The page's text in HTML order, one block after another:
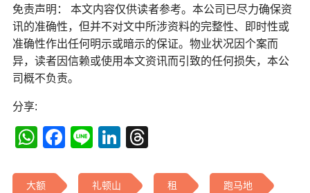
免责声明： 本文内容仅供读者参考。本公司已尽力确保资
讯的准确性，但并不对文中所涉资料的完整性、即时性或
准确性作出任何明示或暗示的保证。物业状况因个案而
异，读者因信赖或使用本文资讯而引致的任何损失，本公
司概不负责。
分享:
WhatsApp
Facebook
LineLinkedIn
大额 礼顿山 租 跑马地